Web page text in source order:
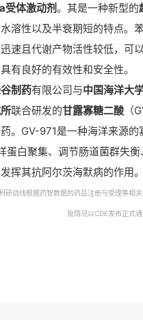
受体激动剂。其是一种新型的
溶性以及半衰期短的特点。
速且代谢产物活性较低，可
有良好的有效性和安全性。
制药有限公司与中国海洋大
联合研发的甘露寡糖二酸（
。GV-971是一种海洋来源的
蛋白聚集、调节肠道菌群失
挥其抗阿尔茨海默病的作用。
研战线根据药智数据的药品注册与受理等相
批情况以CDE发布正式